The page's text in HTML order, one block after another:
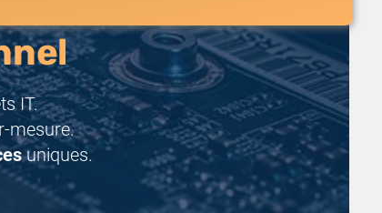
IT.
mesure.
uniques.